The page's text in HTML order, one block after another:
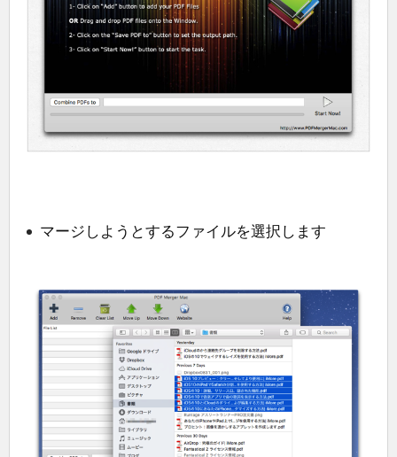
マージしようとするファイルを選択します